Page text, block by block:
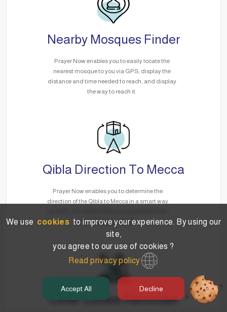
Nearby Mosques Finder
Prayer Now enables you to easily locate the
nearest mosque to you via GPS, display the
distance and time needed to reach, and display
the way to reach it.
Qibla Direction To Mecca
Prayer Now enables you to determine the
direction of the Qibla to Mecca in a smart way
need for the Internet.
Other Duties Reminder
We use cookies to improve your experience. By using our
site,
you agree to our use of cookies ?
Read privacy policy
Accept All Decline